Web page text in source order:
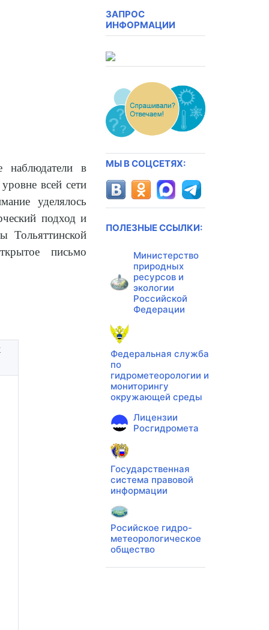
наблюдатели в
всей сети
уделялось
подход и
Тольяттинской
письмо
ЗАПРОС
ИНФОРМАЦИИ
МЫ В СОЦСЕТЯХ:
ПОЛЕЗНЫЕ ССЫЛКИ:
Министерство
природных
ресурсов и
экологии
Российской
Федерации
Федеральная служба
по
гидрометеорологии и
мониторингу
окружающей среды
Лицензии
Росгидромета
Государственная
система правовой
информации
Росийское гидро-
метеорологическое
общество